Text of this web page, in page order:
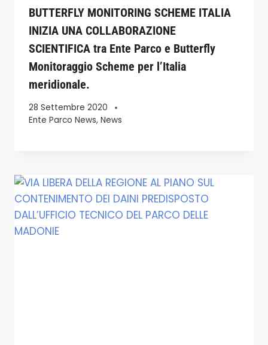
BUTTERFLY MONITORING SCHEME ITALIA
INIZIA UNA COLLABORAZIONE
SCIENTIFICA tra Ente Parco e Butterfly
Monitoraggio Scheme per l’Italia
meridionale.
28 Settembre 2020
Ente Parco News, News